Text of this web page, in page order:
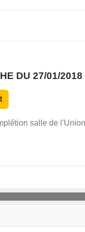
DU 27/01/2018
salle de l'Union